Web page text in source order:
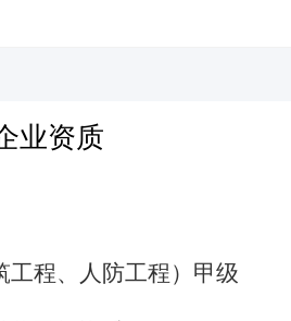
业资质
程、人防工程）甲级